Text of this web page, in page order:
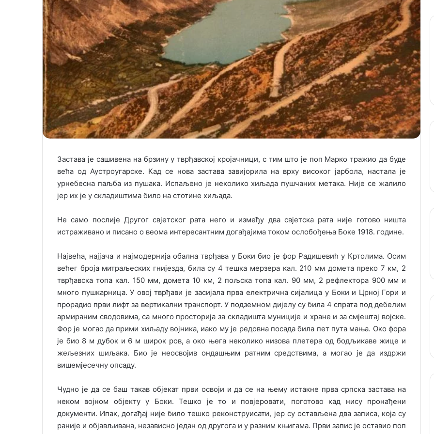
Застава је сашивена на брзину у тврђавској кројачници, с тим што је поп Марко тражио да буде
већа од Аустроугарске. Кад се нова застава завијорила на врху високог јарбола, настала је
урнебесна паљба из пушака. Испаљено је неколико хиљада пушчаних метака. Није се жалило
јер их је у складиштима било на стотине хиљада.
Не само послије Другог свјетског рата него и између два свјетска рата није готово ништа
истраживано и писано о веома интересантним догађајима током ослобођења Боке 1918. године.
Највећа, најјача и најмодернија обална тврђава у Боки био је фор Радишевић у Кртолима. Осим
већег броја митраљеских гнијезда, била су 4 тешка мерзера кал. 210 мм домета преко 7 км, 2
тврђавска топа кал. 150 мм, домета 10 км, 2 пољска топа кал. 90 мм, 2 рефлектора 900 мм и
много пушкарница. У овој тврђави је засијала прва електрична сијалица у Боки и Црној Гори и
прорадио први лифт за вертикални транспорт. У подземном дијелу су била 4 спрата под дебелим
армираним сводовима, са много просторија за складишта муниције и хране и за смјештај војске.
Фор је могао да прими хиљаду војника, иако му је редовна посада била пет пута мања. Око фора
је био 8 м дубок и 6 м широк ров, а око њега неколико низова плетера од бодљикаве жице и
жељезних шиљака. Био је неосвојив ондашњим ратним средствима, а могао је да издржи
вишемјесечну опсаду.
Чудно је да се баш такав објекат први освоји и да се на њему истакне прва српска застава на
неком војном објекту у Боки. Тешко је то и повјеровати, поготово кад нису пронађени
документи. Ипак, догађај није било тешко реконструисати, јер су остављена два записа, која су
раније и објављивана, независно један од другога и у разним књигама. Први запис је оставио поп